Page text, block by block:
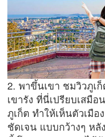
2. พาขึ้นเขา ชมวิวภูเ
เขารัง ที่นี่เปรียบเสมื
ภูเก็ต ทำให้เห็นตัวเมือ
ชัดเจน แบบกว้างๆ หลั